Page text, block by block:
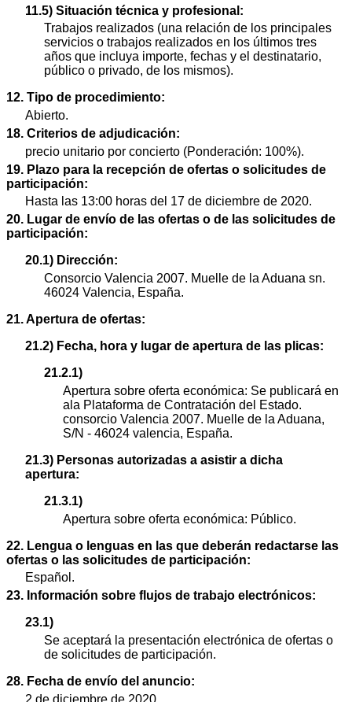
11.5) Situación técnica y profesional:
Trabajos realizados (una relación de los principales
servicios o trabajos realizados en los últimos tres
años que incluya importe, fechas y el destinatario,
público o privado, de los mismos).
12. Tipo de procedimiento:
Abierto.
18. Criterios de adjudicación:
precio unitario por concierto (Ponderación: 100%).
19. Plazo para la recepción de ofertas o solicitudes de
participación:
Hasta las 13:00 horas del 17 de diciembre de 2020.
20. Lugar de envío de las ofertas o de las solicitudes de
participación:
20.1) Dirección:
Consorcio Valencia 2007. Muelle de la Aduana sn.
46024 Valencia, España.
21. Apertura de ofertas:
21.2) Fecha, hora y lugar de apertura de las plicas:
21.2.1)
Apertura sobre oferta económica: Se publicará en
ala Plataforma de Contratación del Estado.
consorcio Valencia 2007. Muelle de la Aduana,
S/N - 46024 valencia, España.
21.3) Personas autorizadas a asistir a dicha
apertura:
21.3.1)
Apertura sobre oferta económica: Público.
22. Lengua o lenguas en las que deberán redactarse las
ofertas o las solicitudes de participación:
Español.
23. Información sobre flujos de trabajo electrónicos:
23.1)
Se aceptará la presentación electrónica de ofertas o
de solicitudes de participación.
28. Fecha de envío del anuncio:
2 de diciembre de 2020.